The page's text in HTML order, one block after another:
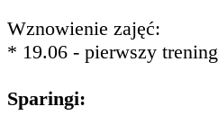
Wznowienie zajęć:
* 19.06 - pierwszy trening
Sparingi: